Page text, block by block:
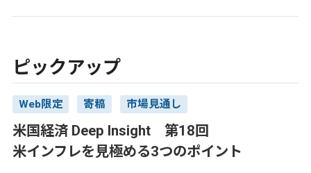
ピックアップ
Web限定 寄稿 市場見通し
米国経済 Deep Insight 第18回
米インフレを見極める3つのポイント